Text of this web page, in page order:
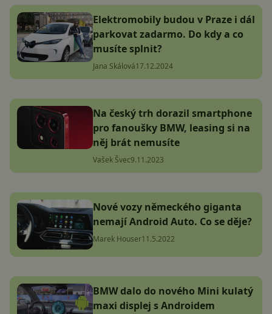
Elektromobily budou v Praze i dál
parkovat zadarmo. Do kdy a co
musíte splnit?
Jana Skálová17.12.2024
Na český trh dorazil smartphone
pro fanoušky BMW, leasing si na
něj brát nemusíte
Vašek Švec9.11.2023
Nové vozy německého giganta
nemají Android Auto. Co se děje?
Marek Houser11.5.2022
BMW dalo do nového Mini kulatý
maxi displej s Androidem